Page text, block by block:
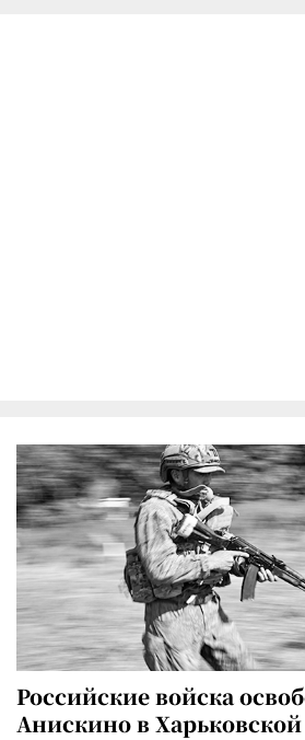
Российские войска
Анискино в